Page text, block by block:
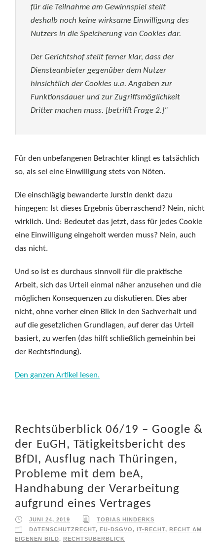
für die Teilnahme am Gewinnspiel stellt
deshalb noch keine wirksame Einwilligung des
Nutzers in die Speicherung von Cookies dar.
Der Gerichtshof stellt ferner klar, dass der
Diensteanbieter gegenüber dem Nutzer
hinsichtlich der Cookies u.a. Angaben zur
Funktionsdauer und zur Zugriffsmöglichkeit
Dritter machen muss. [betrifft Frage 2.]“
Für den unbefangenen Betrachter klingt es tatsächlich
so, als sei eine Einwilligung stets von Nöten.
Die einschlägig bewanderte JurstIn denkt dazu
hingegen: Ist dieses Ergebnis überraschend? Nein, nicht
wirklich. Und: Bedeutet das jetzt, dass für jedes Cookie
eine Einwilligung eingeholt werden muss? Nein, auch
das nicht.
Und so ist es durchaus sinnvoll für die praktische
Arbeit, sich das Urteil einmal näher anzusehen und die
möglichen Konsequenzen zu diskutieren. Dies aber
nicht, ohne vorher einen Blick in den Sachverhalt und
auf die gesetzlichen Grundlagen, auf derer das Urteil
basiert, zu werfen (das hilft schließlich gemeinhin bei
der Rechtsfindung).
Den ganzen Artikel lesen.
Rechtsüberblick 06/19 – Google &
der EuGH, Tätigkeitsbericht des
BfDI, Ausflug nach Thüringen,
Probleme mit dem beA,
Handhabung der Verarbeitung
aufgrund eines Vertrages
JUNI 24, 2019
TOBIAS HINDERKS
DATENSCHUTZRECHT, EU-DSGVO, IT-RECHT, RECHT AM
EIGENEN BILD, RECHTSÜBERBLICK